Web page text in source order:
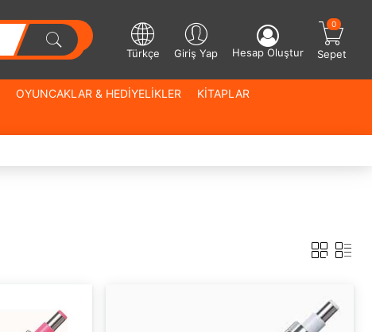
Sepet
0
Türkçe Giriş Yap Hesap Oluştur
OYUNCAKLAR & HEDİYELİKLER KİTAPLAR